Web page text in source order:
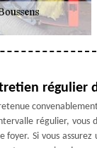
régulier
régulier, vous
foyer. Si vous